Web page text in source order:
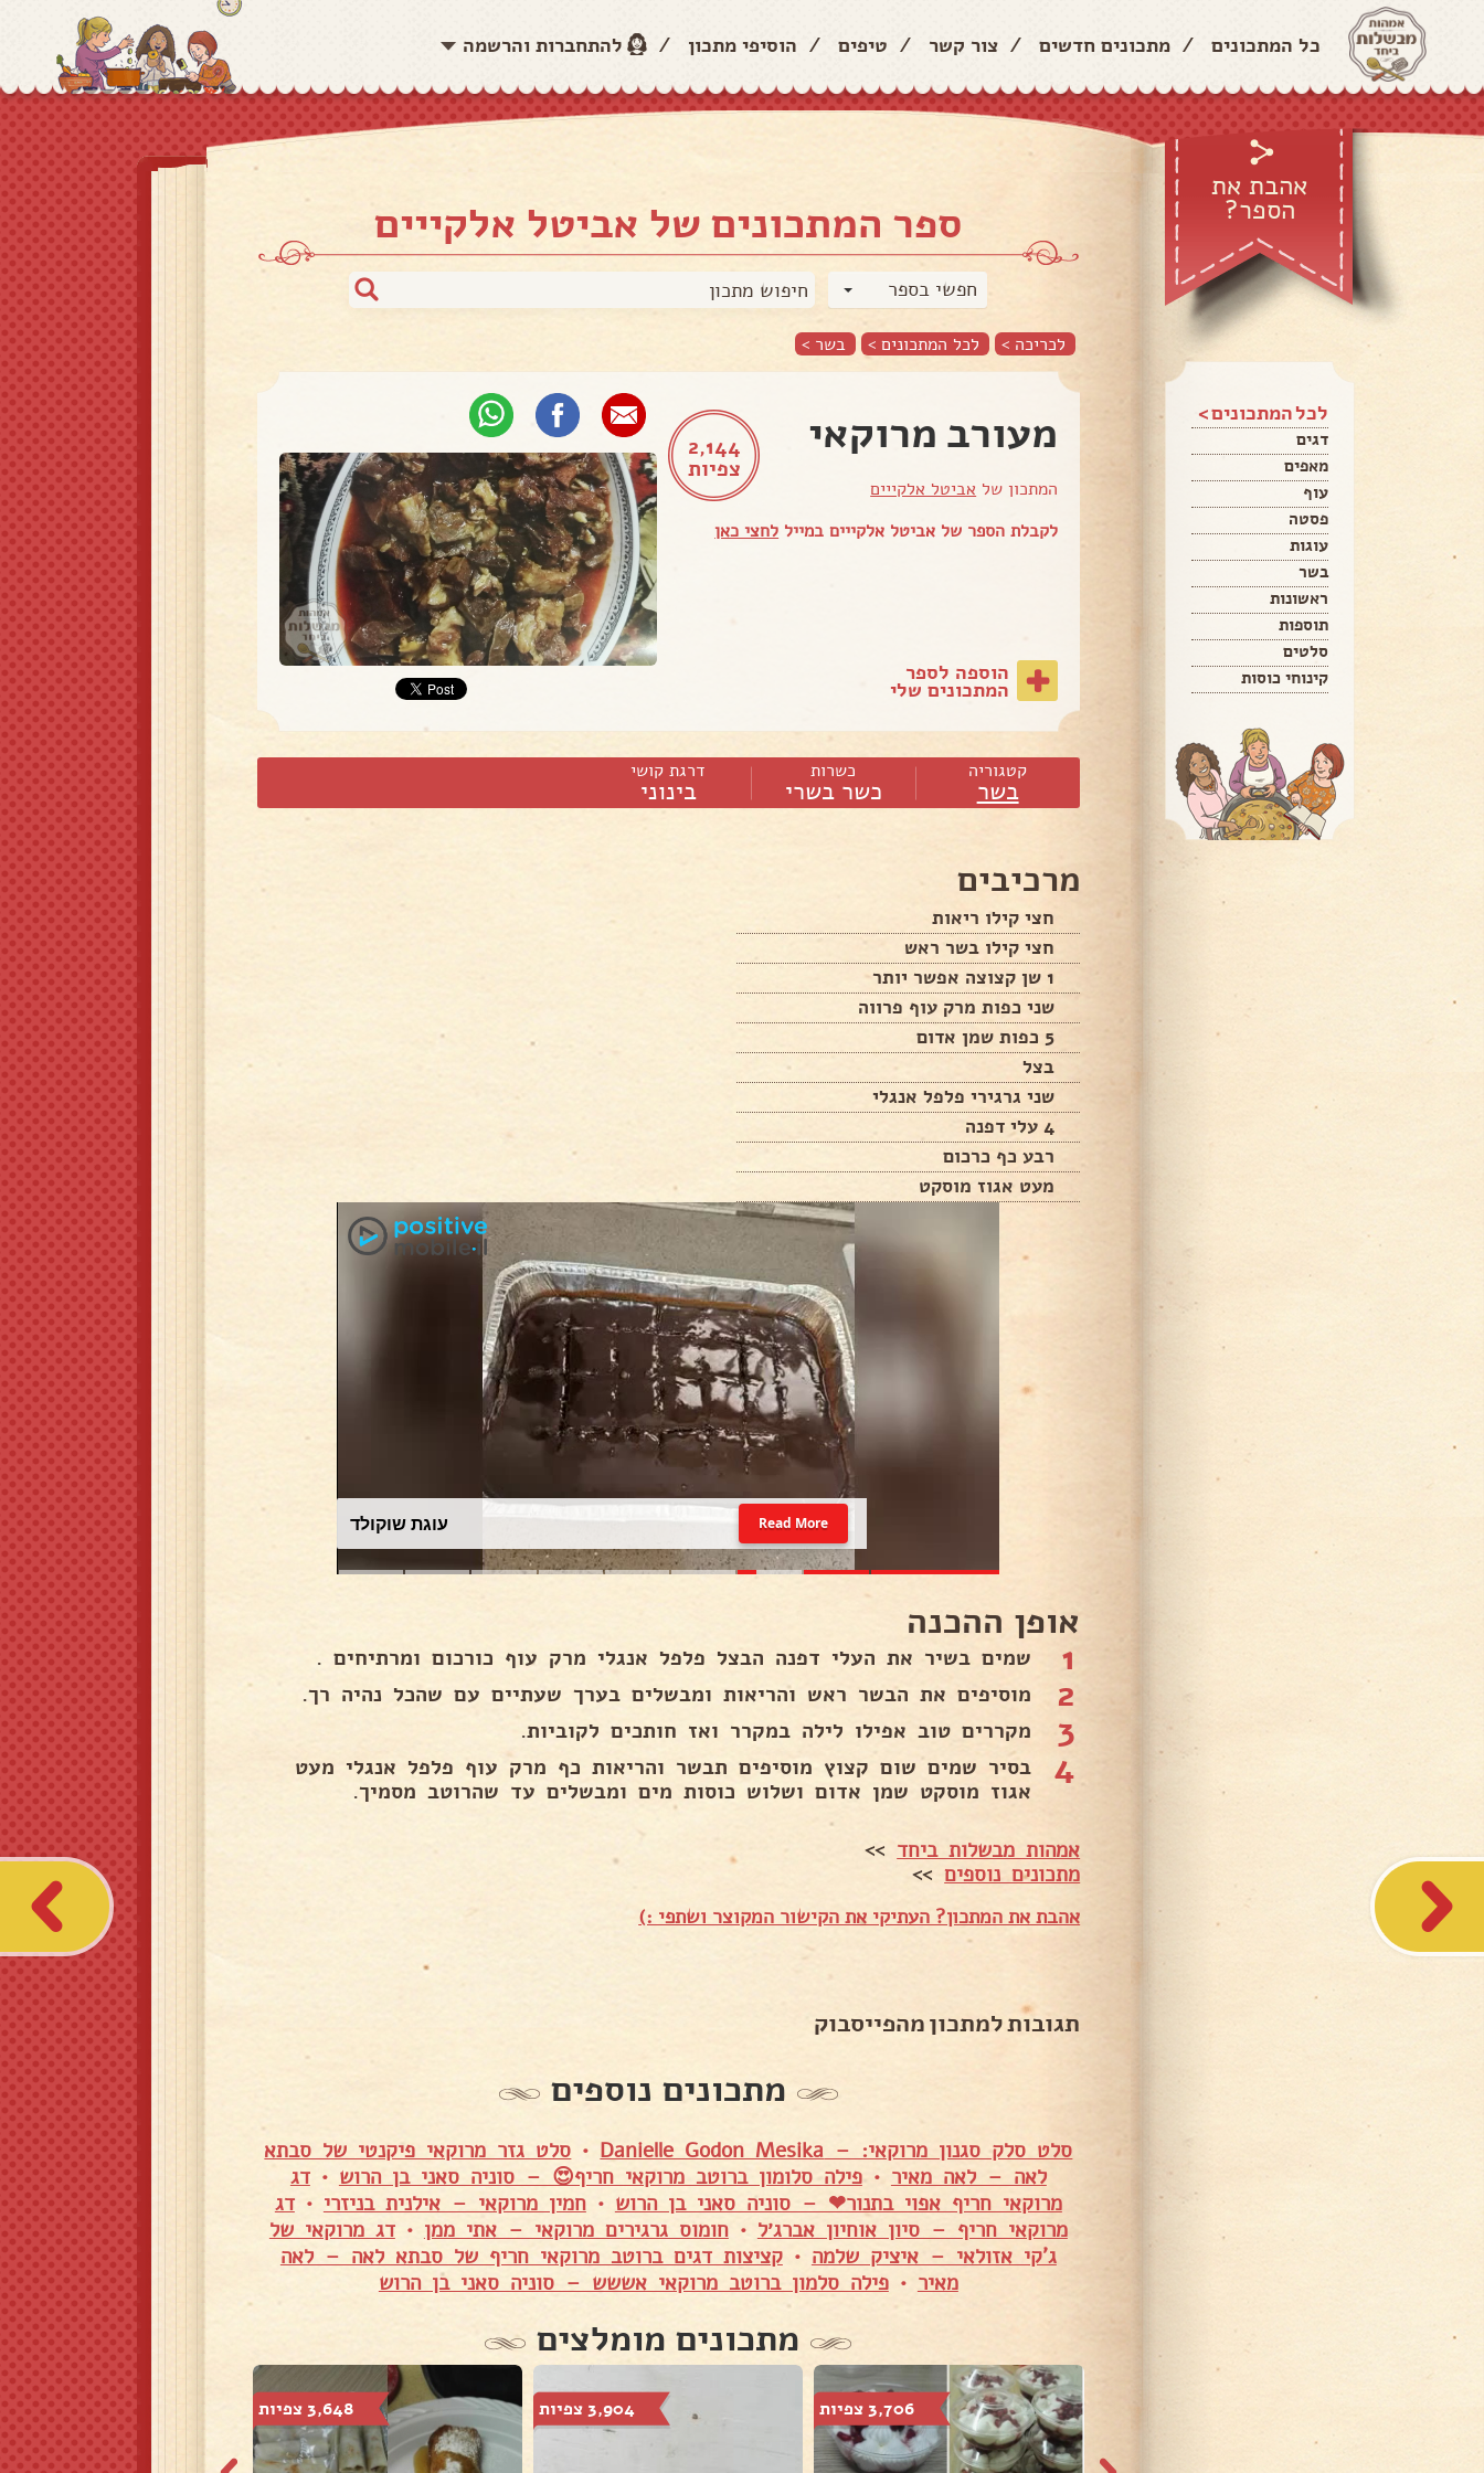
כל המתכונים / מתכונים חדשים / צור קשר / טיפים / הוסיפי מתכון / להתחברות והרשמה
אהבת את
הספר?
לכל המתכונים >
דגים
מאפים
עוף
פסטה
עוגות
בשר
ראשונות
תוספות
סלטים
קינוחי כוסות
ספר המתכונים של אביטל אלקייים
חפשי בספר
לכריכה > לכל המתכונים > בשר >
2,144
צפיות
מעורב מרוקאי
המתכון של אביטל אלקייים
לקבלת הספר של אביטל אלקייים במייל לחצי כאן
הוספה לספר
המתכונים שלי
קטגוריה
בשר
כשרות
כשר בשרי
דרגת קושי
בינוני
מרכיבים
חצי קילו ריאות
חצי קילו בשר ראש
1 שן קצוצה אפשר יותר
שני כפות מרק עוף פרווה
5 כפות שמן אדום
בצל
שני גרגירי פלפל אנגלי
4 עלי דפנה
רבע כף כרכום
מעט אגוז מוסקט
עוגת שוקולד Read More
אופן ההכנה
1 שמים בשיר את העלי דפנה הבצל פלפל אנגלי מרק עוף כורכום ומרתיחים .
2 מוסיפים את הבשר ראש והריאות ומבשלים בערך שעתיים עם שהכל נהיה רך.
3 מקררים טוב אפילו לילה במקרר ואז חותכים לקוביות.
4
בסיר שמים שום קצוץ מוסיפים תבשר והריאות כף מרק עוף פלפל אנגלי מעט
אגוז מוסקט שמן אדום ושלוש כוסות מים ומבשלים עד שהרוטב מסמיך.
אמהות מבשלות ביחד >>
מתכונים נוספים>>
אהבת את המתכון? העתיקי את הקישור המקוצר ושתפי :)
תגובות למתכון מהפייסבוק
מתכונים נוספים
סלט סלק סגנון מרוקאי: – Danielle Godon Mesika • סלט גזר מרוקאי פיקנטי של סבתא
לאה – לאה מאיר •פילה סלומון ברוטב מרוקאי חריף😍 – סוניה סאני בן הרוש •דג
מרוקאי חריף אפוי בתנור❤ – סוניה סאני בן הרוש •חמין מרוקאי – אילנית בניזרי •דג
מרוקאי חריף – סיון אוחיון אברג׳ל •חומוס גרגירים מרוקאי – אתי ממן •דג מרוקאי של
ג'קי אזולאי – איציק שלמה •קציצות דגים ברוטב מרוקאי חריף של סבתא לאה – לאה
מאיר •פילה סלמון ברוטב מרוקאי אששש – סוניה סאני בן הרוש
מתכונים מומלצים
3,706 צפיות 3,904 צפיות 3,648 צפיות